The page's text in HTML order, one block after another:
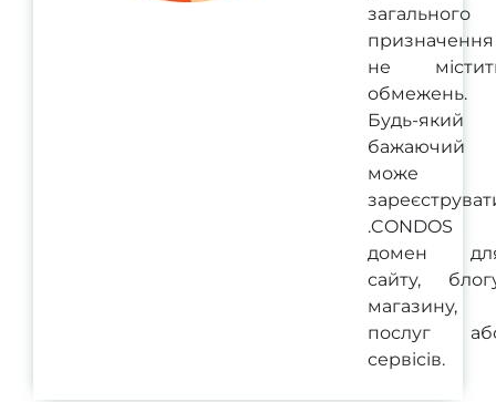
загального
призначення
не
обмежень.
Будь-який
бажаючий
може
.CONDOS
домен
сайту,
магазину,
послуг
сервісів.